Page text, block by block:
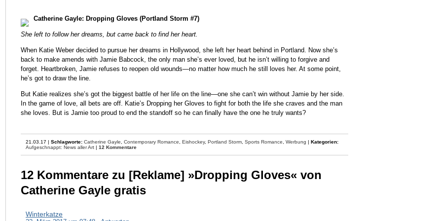
Catherine Gayle: Dropping Gloves (Portland Storm #7)
She left to follow her dreams, but came back to find her heart.
When Katie Weber decided to pursue her dreams in Hollywood, she left her heart behind in Portland. Now she’s
back to make amends with Jamie Babcock, the only man she’s ever loved, but he isn’t willing to forgive and
forget. Heartbroken, Jamie refuses to reopen old wounds—no matter how much he still loves her. At some point,
he’s got to draw the line.
But Katie realizes she’s got the biggest battle of her life on the line—one she can’t win without Jamie by her side.
In the game of love, all bets are off. Katie’s Dropping her Gloves to fight for both the life she craves and the man
she loves. But is Jamie too proud to end the standoff so he can finally have the one he truly wants?
21.03.17 | Schlagworte: Catherine Gayle Contemporary Romance Eishockey, Portland Storm Sports Romance Werbung | Kategorien:
Aufgeschnappt: News aller Art | 12 Kommentare
12 Kommentare zu [Reklame] »Dropping Gloves« von
Catherine Gayle gratis
Winterkatze